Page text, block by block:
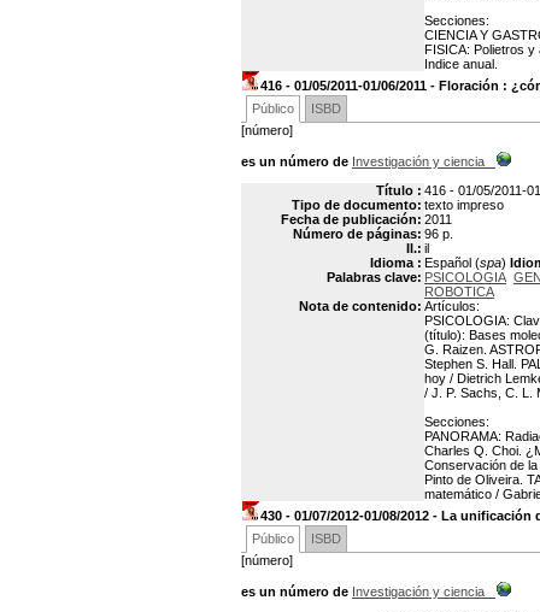
Secciones:
CIENCIA Y
FISICA: Polietros y
Indice anual.
416 - 01/05/2011-01/06/2011 - Floración :
Público
ISBD
[número]
es un número de Investigación y ciencia
Título : 416 - 01/05/2011-
Tipo de documento: texto impreso
Fecha de publicación: 2011
Número de páginas: 96 p.
Il.: il
Idioma : Español (spa)
Palabras clave: PSICOLOGIA
ROBOTICA
Nota de contenido: Artículos:
PSICOLOGIA:
(título): Bases
G. Raizen.
Stephen S. Hall.
hoy / Dietrich
/ J. P. Sachs, C. L.
Secciones:
PANORAMA:
Charles Q. Choi.
Conservación de
Pinto de Oliveira.
matemático /
430 - 01/07/2012-01/08/2012 - La
Público
ISBD
[número]
es un número de Investigación y ciencia